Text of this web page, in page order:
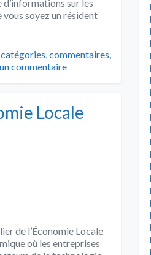
d’informations sur les
vous soyez un résident
catégories,commentaires,
commentaire
Locale
de l’Économie Locale
où les entreprises